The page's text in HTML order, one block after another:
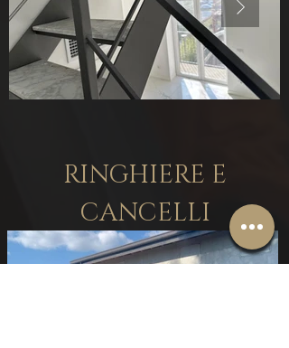
RINGHIERE E
CANCELLI